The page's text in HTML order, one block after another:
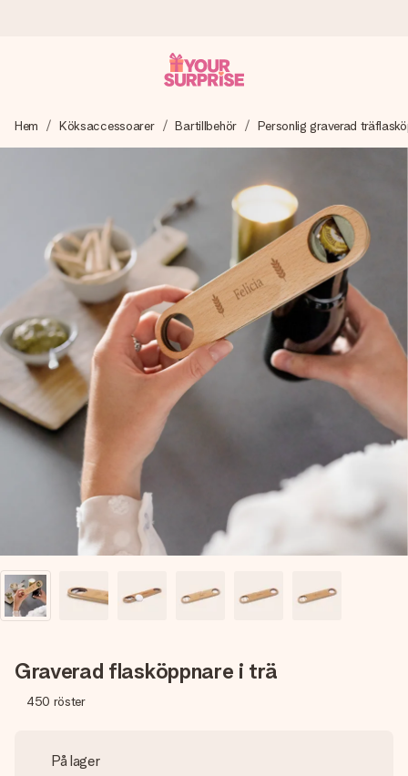
Vi skapar din gåva med omsorg och skickar den blixtsnabbt
– så att du kan ge den i precis rätt tid, när det betyder som
4,6 (baserat på +15 000 recensioner)
Våra gåvor inspirerar. Kunder ger oss 4,6 på Google
Reviews.
Gratis hälsning
Skapa något unikt med bara några få steg – med hennes
namn, ditt foto eller ett meddelande som verkligen berör
hennes hjärta. Inget krångel, bara med all kärlek för stunden.
Hem Köksaccessoarer Bartillbehör Personlig graverad
Graverad flasköppnare i trä
450 röster
På lager